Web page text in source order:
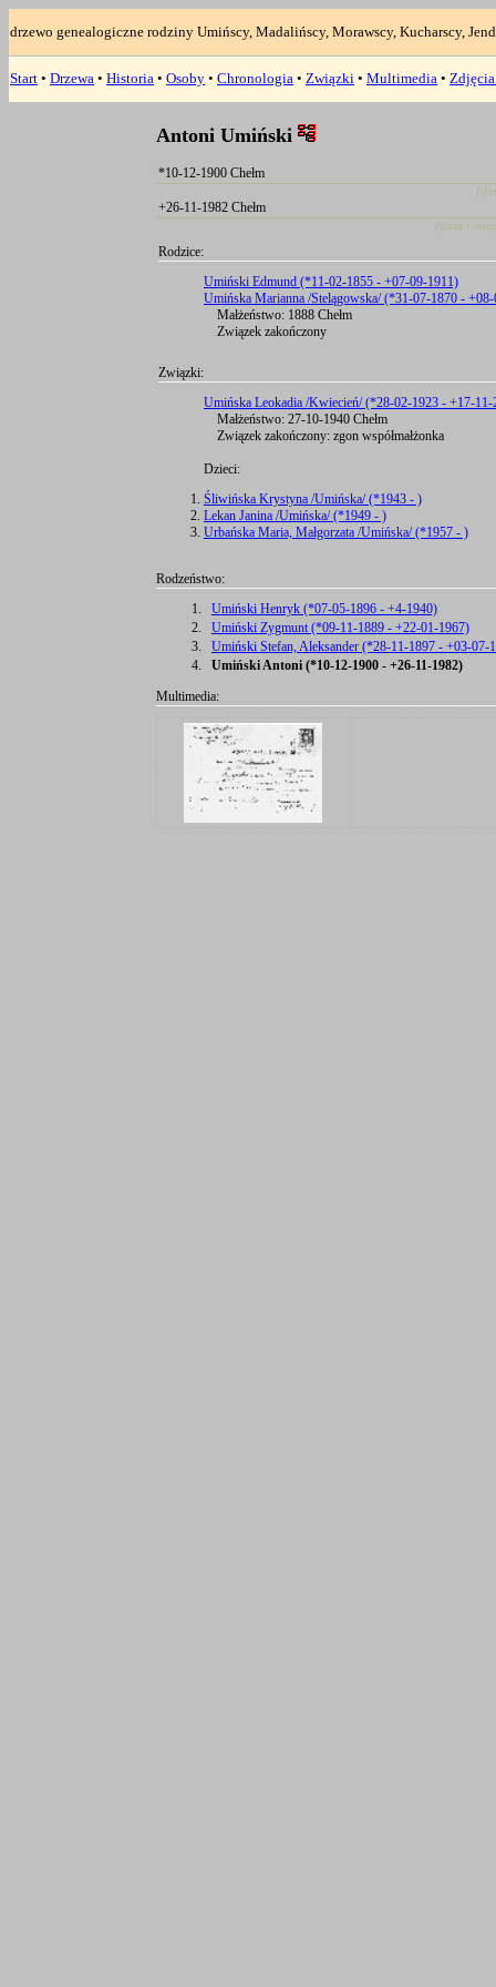
drzewo genealogiczne rodziny Umińscy, Madalińscy, Morawscy, Kucharscy,
Start • Drzewa • Historia • Osoby • Chronologia • Związki • Multimedia •
Antoni Umiński
*10-12-1900 Chełm
+26-11-1982 Chełm
(data i
Rodzice:
Umiński Edmund (*11-02-1855 - +07-09-1911)
Umińska Marianna /Stelągowska/ (*31-07-1870 -
Małżeństwo: 1888 Chełm
Związek zakończony
Związki:
Umińska Leokadia /Kwiecień/ (*28-02-1923 - +17-11-
Małżeństwo: 27-10-1940 Chełm
Związek zakończony: zgon współmałżonka
Dzieci:
Śliwińska Krystyna /Umińska/ (*1943 - )
Lekan Janina /Umińska/ (*1949 - )
Urbańska Maria, Małgorzata /Umińska/ (*1957 - )
Rodzeństwo:
1.
Umiński Henryk (*07-05-1896 - +4-1940)
2.
Umiński Zygmunt (*09-11-1889 - +22-01-1967)
3.
Umiński Stefan, Aleksander (*28-11-1897 - +03-07-
4.
Umiński Antoni (*10-12-1900 - +26-11-1982)
Multimedia: